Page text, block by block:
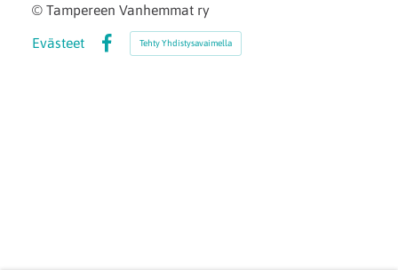
© Tampereen Vanhemmat ry
Evästeet
Facebook
Tehty Yhdistysavaimella